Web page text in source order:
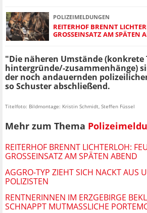
POLIZEIMELDUNGEN
REITERHOF BRENNT
GROSSEINSATZ AM SPÄTEN
"Die näheren Umstände
hintergründe/-zusammenhänge)
der noch andauernden
so Schuster abschließend.
Titelfoto: Bildmontage: Kristin Schmidt, Steffen Füssel
Mehr zum Thema
REITERHOF BRENNT LICHTERLOH:
GROSSEINSATZ AM SPÄTEN ABEND
AGGRO-TYP ZIEHT SICH NACKT AUS
POLIZISTEN
RENTNERINNEN IM ERZGEBIRGE
SCHNAPPT MUTMASSLICHE